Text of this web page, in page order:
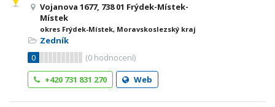
Vojanova 1677, 738 01 Frýdek-Místek-
Místek
okres Frýdek-Místek, Moravskoslezský kraj
Zedník
0
(0 hodnocení)
+420 731 831 270
Web